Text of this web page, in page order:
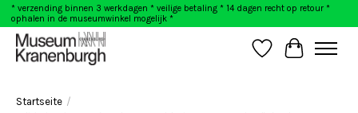
* verzending binnen 3 werkdagen * veilige betaling * 14 dagen recht op retour *
ophalen in de museumwinkel mogelijk *
Wunschzettel
Ihr
Startseite /